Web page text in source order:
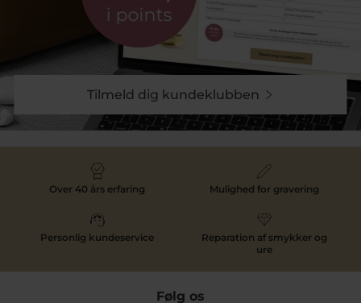
Tilmeld dig kundeklubben
Over 40 års erfaring Mulighed for gravering
Personlig kundeservice
Reparation af smykker og
ure
Følg os